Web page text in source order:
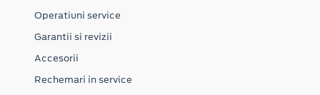
Operatiuni service
Garantii si revizii
Accesorii
Rechemari in service